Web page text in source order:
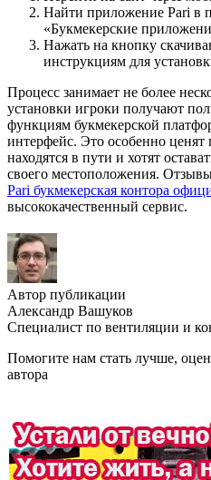
Найти приложение Pari в
«Букмекерские
Нажать на кнопку
инструкциям для
Процесс занимает не более
установки игроки получают
функциям букмекерской
интерфейс. Это особенно ценят
находятся в пути и хотят
своего местоположения.
Pari букмекерская контора
высококачественный сервис.
Автор публикации
Александр Вашуков
Специалист по вентиляции и
Помогите нам стать лучше,
автора